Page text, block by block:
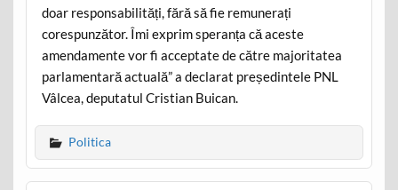
doar responsabilități, fără să fie remunerați
corespunzător. Îmi exprim speranța că aceste
amendamente vor fi acceptate de către majoritatea
parlamentară actuală” a declarat președintele PNL
Vâlcea, deputatul Cristian Buican.
Politica